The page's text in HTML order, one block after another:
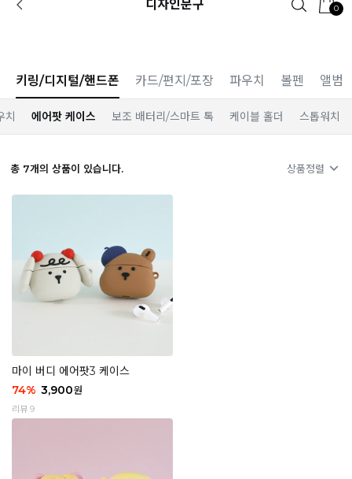
카카오 플친 추가하면1천원 즉시 할인 쿠폰
디자인문구 0
키링/디지털/핸드폰 카드/편지/포장 파우치 볼펜 앨범
치 에어팟 케이스 보조 배터리/스마트 톡 케이블 홀더 스톱워치
총 7개의 상품이 있습니다. 상품정렬
마이 버디 에어팟3 케이스
74% 3,900원
리뷰 9